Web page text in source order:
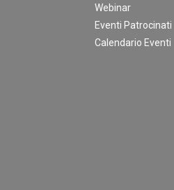
Webinar
Eventi Patrocinati
Calendario Eventi